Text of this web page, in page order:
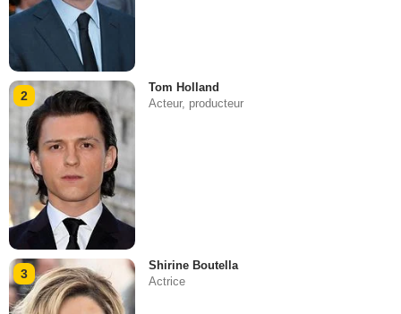
2
Tom Holland
Acteur, producteur
3
Shirine Boutella
Actrice